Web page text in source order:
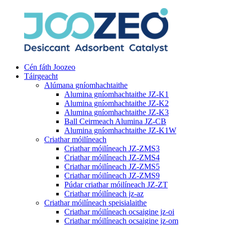
Cén fáth Joozeo
Táirgeacht
Alúmana gníomhachtaithe
Alumina gníomhachtaithe JZ-K1
Alumina gníomhachtaithe JZ-K2
Alumina gníomhachtaithe JZ-K3
Ball Ceirmeach Alumina JZ-CB
Alumina gníomhachtaithe JZ-K1W
Criathar móilíneach
Criathar móilíneach JZ-ZMS3
Criathar móilíneach JZ-ZMS4
Criathar móilíneach JZ-ZMS5
Criathar móilíneach JZ-ZMS9
Púdar criathar móilíneach JZ-ZT
Criathar móilíneach jz-az
Criathar móilíneach speisialaithe
Criathar móilíneach ocsaigine jz-oi
Criathar móilíneach ocsaigine jz-om